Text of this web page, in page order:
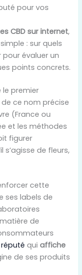
pour vos
CBD sur internet,
: sur quels
évaluer un
points concrets.
premier
ce nom précise
(France ou
et les méthodes
figurer
s’agisse de fleurs,
cette
ses labels de
de
quiaffiche
de ses produits